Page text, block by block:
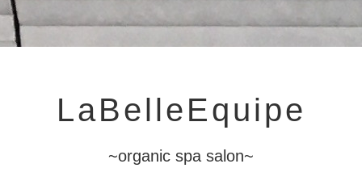
LaBelleEquipe
~organic spa salon~